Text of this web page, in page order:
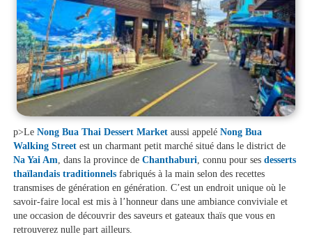
p>LeNong Bua Thai Dessert Market aussi appeléNong Bua
Walking Street est un charmant petit marché situé dans le district de
Na Yai Am , dans la province deChanthaburi , connu pour sesdesserts
thaïlandais traditionnels fabriqués à la main selon des recettes
transmises de génération en génération. C’est un endroit unique où le
savoir-faire local est mis à l’honneur dans une ambiance conviviale et
une occasion de découvrir des saveurs et gateaux thaïs que vous en
retrouverez nulle part ailleurs.